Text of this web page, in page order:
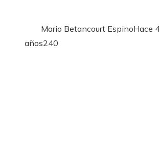
Mario Betancourt EspinoHace
años240